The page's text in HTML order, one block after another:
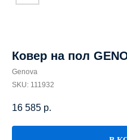
Ковер на пол
Genova
SKU: 111932
16 585 р.